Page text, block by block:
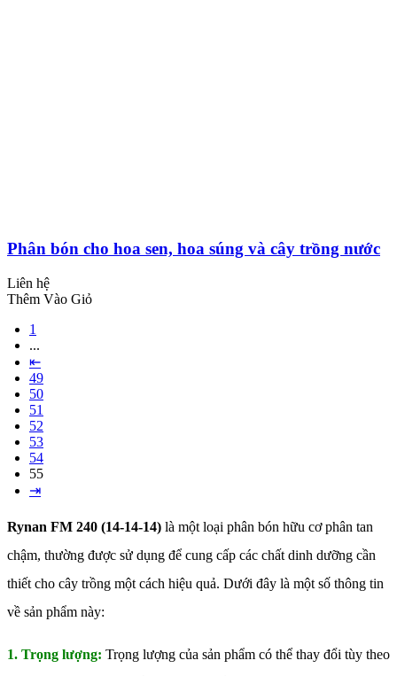
Phân bón cho hoa sen, hoa súng và cây trồng nước
Liên hệ
Thêm Vào Giỏ
1
...
⇤
49
50
51
52
53
54
55
⇥
Rynan FM 240 (14-14-14) là một loại phân bón hữu cơ phân tan
chậm, thường được sử dụng để cung cấp các chất dinh dưỡng cần
thiết cho cây trồng một cách hiệu quả. Dưới đây là một số thông tin
về sản phẩm này:
1. Trọng lượng: Trọng lượng của sản phẩm có thể thay đổi tùy theo